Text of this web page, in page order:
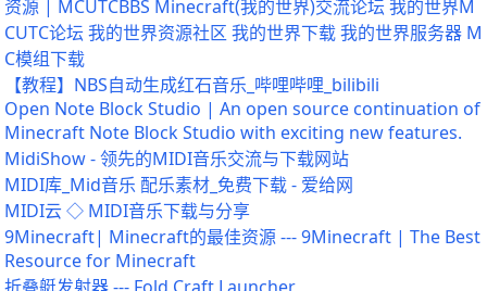
资源 | MCUTCBBS Minecraft(我的世界)交流论坛 我的世界M
CUTC论坛 我的世界资源社区 我的世界下载 我的世界服务器 M
C模组下载
【教程】NBS自动生成红石音乐_哔哩哔哩_bilibili
Open Note Block Studio | An open source continuation of
Minecraft Note Block Studio with exciting new features.
MidiShow - 领先的MIDI音乐交流与下载网站
MIDI库_Mid音乐 配乐素材_免费下载 - 爱给网
MIDI云 ◇ MIDI音乐下载与分享
9Minecraft| Minecraft的最佳资源 --- 9Minecraft | The Best
Resource for Minecraft